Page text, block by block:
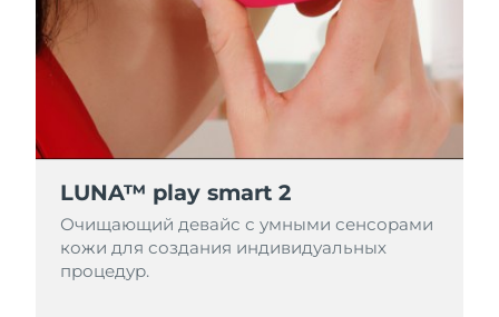
LUNA™ play smart 2
Очищающий девайс с умными сенсорами
кожи для создания индивидуальных
процедур.